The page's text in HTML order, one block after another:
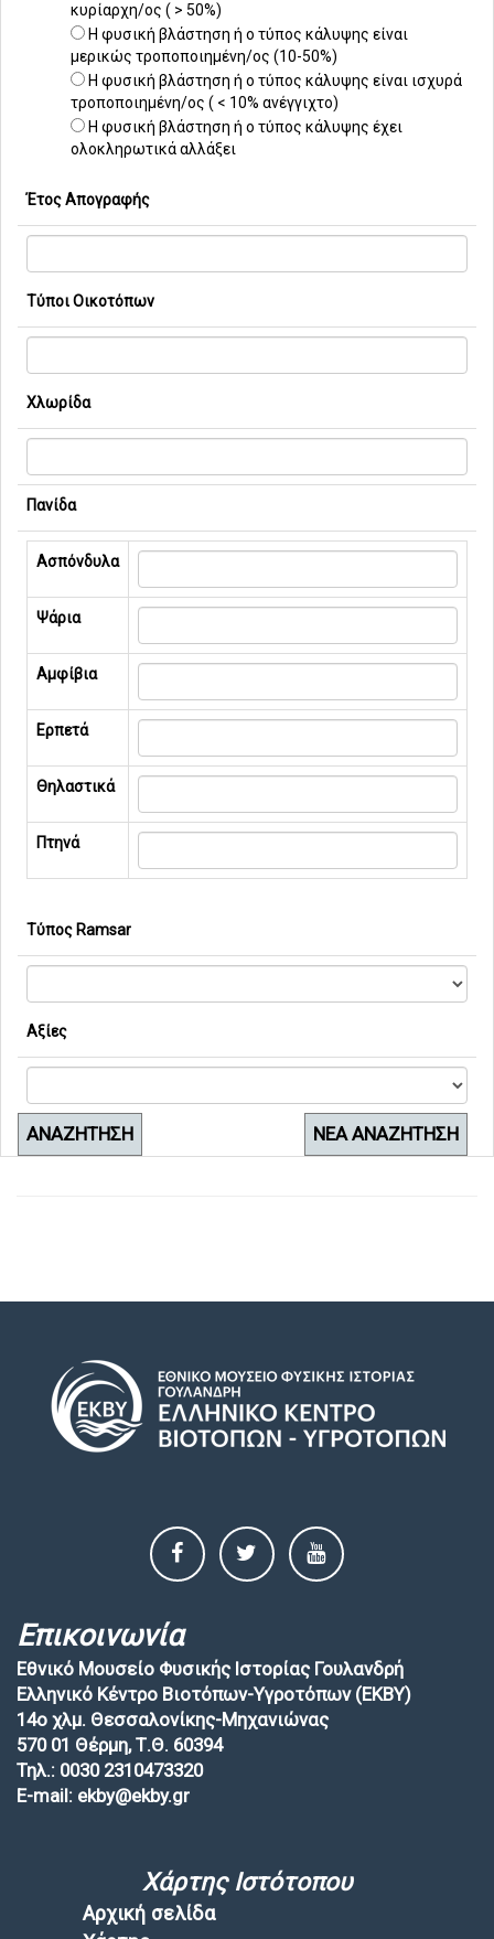
κυρίαρχη/ος ( > 50%)
Η φυσική βλάστηση ή ο τύπος κάλυψης είναι
μερικώς τροποποιημένη/ος (10-50%)
Η φυσική βλάστηση ή ο τύπος κάλυψης είναι ισχυρά
τροποποιημένη/ος ( < 10% ανέγγιχτο)
Η φυσική βλάστηση ή ο τύπος κάλυψης έχει
ολοκληρωτικά αλλάξει
Έτος Απογραφής
Τύποι Οικοτόπων
Χλωρίδα
Πανίδα
Ασπόνδυλα
Ψάρια
Αμφίβια
Ερπετά
Θηλαστικά
Πτηνά
Τύπος Ramsar
Αξίες
ΑΝΑΖΗΤΗΣΗ ΝΕΑ ΑΝΑΖΗΤΗΣΗ
Επικοινωνία
Εθνικό Μουσείο Φυσικής Ιστορίας Γουλανδρή
Ελληνικό Κέντρο Βιοτόπων-Υγροτόπων (EKBY)
14ο χλμ. Θεσσαλονίκης-Μηχανιώνας
570 01 Θέρμη, Τ.Θ. 60394
Τηλ.: 0030 2310473320
E-mail: ekby@ekby.gr
Χάρτης Ιστότοπου
Αρχική σελίδα